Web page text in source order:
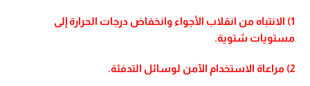
1) الانتباه من انقلاب الأجواء وانخفاض درجات الحرارة إلى
مستويات شتوية.
2) مراعاة الاستخدام الآمن لوسائل التدفئة.